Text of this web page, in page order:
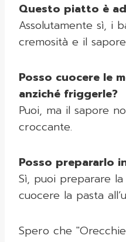
Questo piatto è
Assolutamente sì, i
cremosità e il
Posso cuocere le
anziché friggerle?
Puoi, ma il sapore
croccante.
Posso prepararlo
Sì, puoi preparare
cuocere la pasta
Spero che